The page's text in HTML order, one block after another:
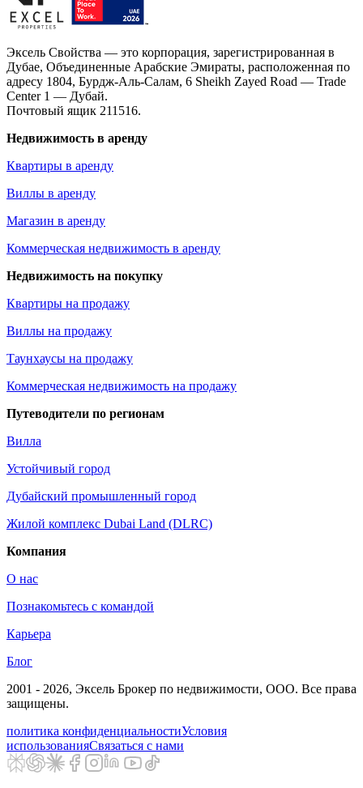
Эксель Свойства — это корпорация, зарегистрированная в
Дубае, Объединенные Арабские Эмираты, расположенная по
адресу 1804, Бурдж-Аль-Салам, 6 Sheikh Zayed Road — Trade
Center 1 — Дубай.
Почтовый ящик 211516.
Недвижимость в аренду
Квартиры в аренду
Виллы в аренду
Магазин в аренду
Коммерческая недвижимость в аренду
Недвижимость на покупку
Квартиры на продажу
Виллы на продажу
Таунхаусы на продажу
Коммерческая недвижимость на продажу
Путеводители по регионам
Вилла
Устойчивый город
Дубайский промышленный город
Жилой комплекс Dubai Land (DLRC)
Компания
О нас
Познакомьтесь с командой
Карьера
Блог
2001 - 2026, Эксель Брокер по недвижимости, ООО. Все права
защищены.
политика конфиденциальностиУсловия
использованияСвязаться с нами